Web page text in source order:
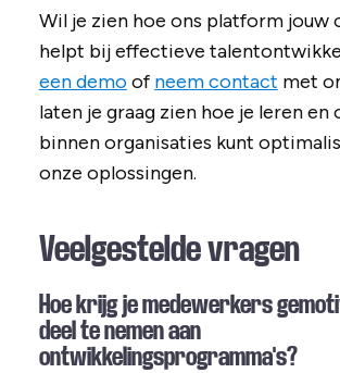
Wil je zien hoe ons platform jouw
helpt bij effectieve
een demoof neem contact met
laten je graag zien hoe je leren
binnen organisaties kunt
onze oplossingen.
Veelgestelde vragen
Hoe krijg je medewerkers
deel te nemen aan
ontwikkelingsprogramma's?